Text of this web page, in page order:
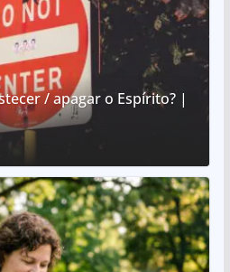
/ apagar o Espírito? |